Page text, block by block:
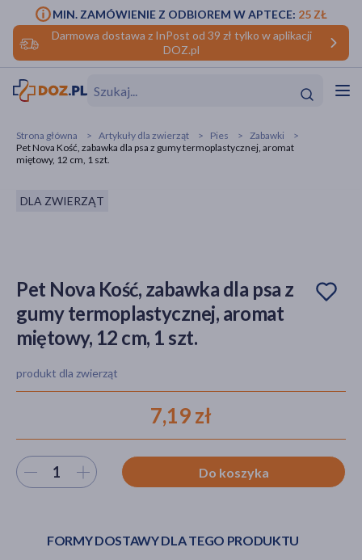
Darmowa dostawa z InPost od 39 zł tylko w aplikacji
DOZ.pl
MIN. ZAMÓWIENIE Z ODBIOREM W APTECE: 25 ZŁ
Hit
Hit
makijażu
Strona główna Artykuły dla zwierząt Pies
Zabawki
Pet Nova Kość, zabawka dla psa z gumy termoplastycznej, aromat
miętowy, 12 cm, 1 szt.
DLA ZWIERZĄT
Pet Nova Kość, zabawka dla psa z
gumy termoplastycznej, aromat
miętowy, 12 cm, 1 szt.
produkt dla zwierząt
7,19 zł
Wybierz ilość Do koszyka
FORMY DOSTAWY DLA TEGO PRODUKTU